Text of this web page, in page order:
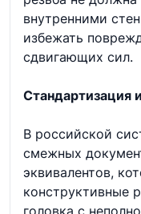
внутренними
избежать
сдвигающих сил.
Стандартизация
В российской
смежных
эквивалентов,
конструктивные
головка с